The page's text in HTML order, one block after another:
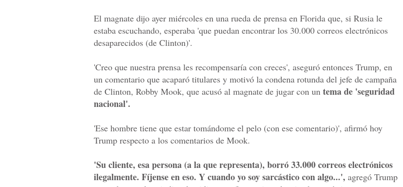
El magnate dijo ayer miércoles en una rueda de prensa en Florida que, si Rusia le
estaba escuchando, esperaba 'que puedan encontrar los 30.000 correos electrónicos
desaparecidos (de Clinton)'.
'Creo que nuestra prensa les recompensaría con creces', aseguró entonces Trump, en
un comentario que acaparó titulares y motivó la condena rotunda del jefe de campaña
de Clinton, Robby Mook, que acusó al magnate de jugar con un tema de 'seguridad
nacional'.
'Ese hombre tiene que estar tomándome el pelo (con ese comentario)', afirmó hoy
Trump respecto a los comentarios de Mook.
'Su cliente, esa persona (a la que representa), borró 33.000 correos electrónicos
ilegalmente. Fíjense en eso. Y cuando yo soy sarcástico con algo...', agregó Trump